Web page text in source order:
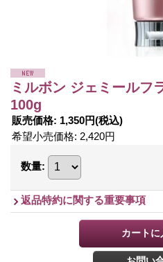
ミルボン ジェミールフ
100g
販売価格: 1,350円(税込)
希望小売価格: 2,420円
数量:
返品特約に関する重要事項